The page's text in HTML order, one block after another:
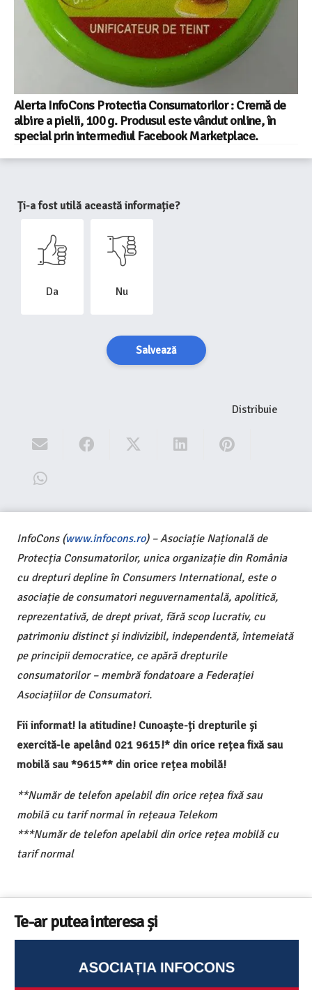
Alerta InfoCons Protectia Consumatorilor : Cremă de
albire a pielii, 100 g. Produsul este vândut online, în
special prin intermediul Facebook Marketplace.
Ți-a fost utilă această informație?
Da Nu
Salvează
Distribuie
InfoCons (www.infocons.ro) – Asociație Națională de
Protecția Consumatorilor, unica organizație din România
cu drepturi depline în Consumers International, este o
asociație de consumatori neguvernamentală, apolitică,
reprezentativă, de drept privat, fără scop lucrativ, cu
patrimoniu distinct și indivizibil, independentă, întemeiată
pe principii democratice, ce apără drepturile
consumatorilor – membră fondatoare a Federației
Asociațiilor de Consumatori.
Fii informat! Ia atitudine! Cunoaște-ți drepturile și
exercită-le apelând 021 9615!* din orice rețea fixă sau
mobilă sau *9615** din orice rețea mobilă!
**Număr de telefon apelabil din orice rețea fixă sau
mobilă cu tarif normal în rețeaua Telekom
***Număr de telefon apelabil din orice rețea mobilă cu
tarif normal
Te-ar putea interesa și